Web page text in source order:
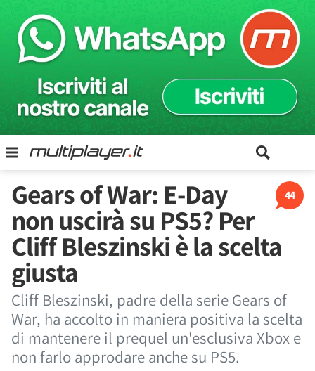
44
Gears of War: E-Day
non uscirà su PS5? Per
Cliff Bleszinski è la scelta
giusta
Cliff Bleszinski, padre della serie Gears of
War, ha accolto in maniera positiva la scelta
di mantenere il prequel un'esclusiva Xbox e
non farlo approdare anche su PS5.